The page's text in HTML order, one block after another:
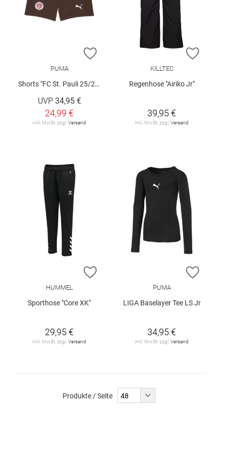
ZUR WUNSCHLISTE HINZUFÜGEN
PUMA
Shorts "FC St. Pauli 25/26"
UVP 34,95 €
24,99 €
inkl. MwSt. zzgl. Versand
ZUR
KILLTEC
Regenhose "Airiko Jr"
39,95 €
inkl. MwSt. zzgl. Versand
ZUR WUNSCHLISTE HINZUFÜGEN
HUMMEL
Sporthose "Core XK"
29,95 €
inkl. MwSt. zzgl. Versand
ZUR
PUMA
LIGA Baselayer Tee LS Jr
34,95 €
inkl. MwSt. zzgl. Versand
Produkte / Seite